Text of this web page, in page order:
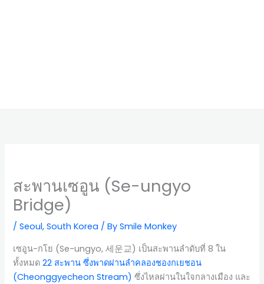
สะพานเซอูน (Se-ungyo
Bridge)
/Seoul,South Korea / BySmile Monkey
เซอูน-กโย (Se-ungyo, 세운교) เป็นสะพานลำดับที่ 8 ใน
ทั้งหมด22 สะพาน ซึ่งพาดผ่านลำคลองชองกเยชอน
(Cheonggyecheon Stream) ซึ่งไหลผ่านในใจกลางเมือง และ